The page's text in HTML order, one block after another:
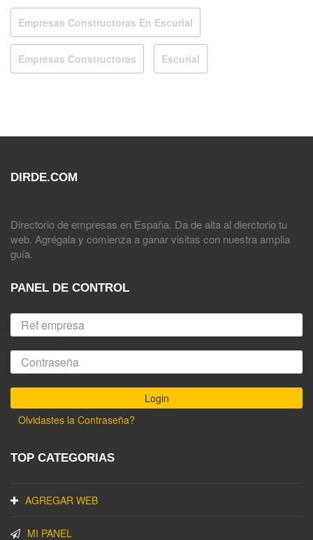
Empresas Constructoras En Escurial
Empresas Constructoras Escurial
DIRDE.COM
Directorio de empresas en España. Da de alta al dierctorio tu
web. Agrégala y comienza a ganar visitas con nuestra amplia
guía.
PANEL DE CONTROL
Olvidastes la Contraseña?
TOP CATEGORIAS
AGREGAR WEB
MI PANEL